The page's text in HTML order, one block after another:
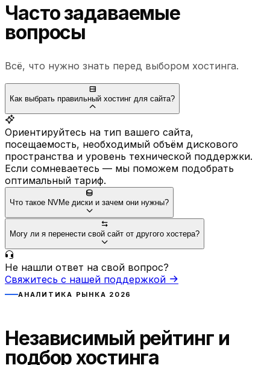
Часто задаваемые
вопросы
Всё, что нужно знать перед выбором хостинга.
Как выбрать правильный хостинг для сайта?
Ориентируйтесь на тип вашего сайта,
посещаемость, необходимый объём дискового
пространства и уровень технической поддержки.
Если сомневаетесь — мы поможем подобрать
оптимальный тариф.
Что такое NVMe диски и зачем они нужны?
Могу ли я перенести свой сайт от другого хостера?
Не нашли ответ на свой вопрос?
Свяжитесь с нашей поддержкой
АНАЛИТИКА РЫНКА 2026
Независимый рейтинг и
подбор хостинга